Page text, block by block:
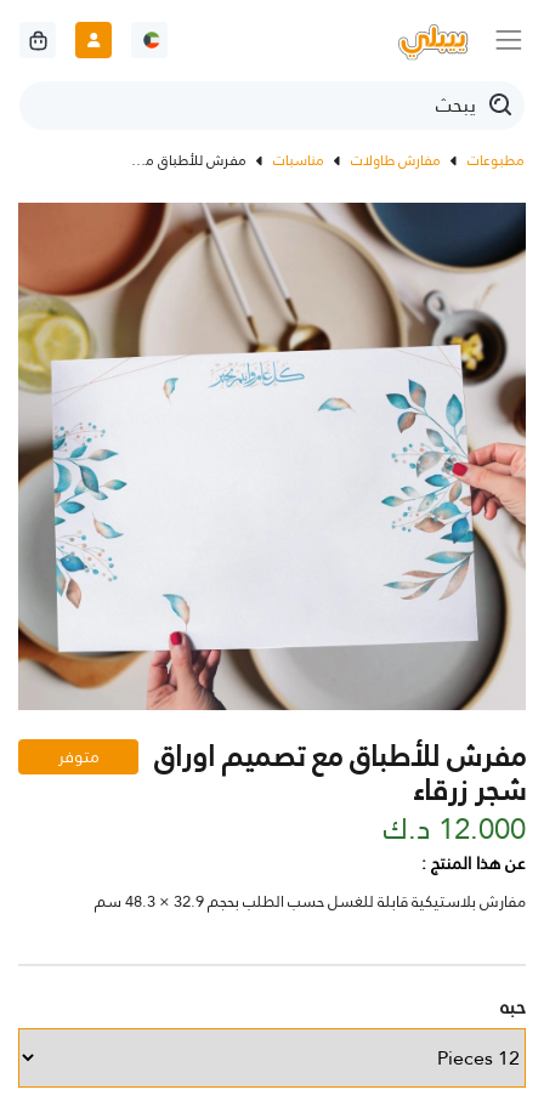
مطبوعات مفارش طاولات مناسبات مفرش للأطباق مع تصميم اوراق شجر زرقاء
مفرش للأطباق مع تصميم اوراق
شجر زرقاء
متوفر
12.000 د.ك
عن هذا المنتج :
مفارش بلاستيكية قابلة للغسل حسب الطلب بحجم 32.9 × 48.3 سم
حبه